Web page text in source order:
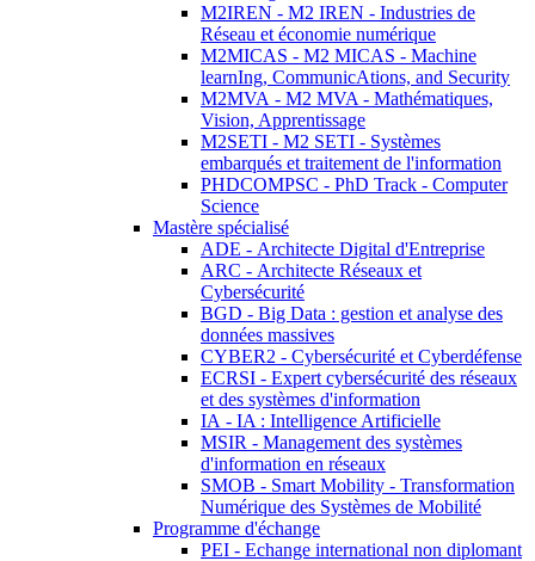
M2IREN - M2 IREN - Industries de
Réseau et économie numérique
M2MICAS - M2 MICAS - Machine
learnIng, CommunicAtions, and Security
M2MVA - M2 MVA - Mathématiques,
Vision, Apprentissage
M2SETI - M2 SETI - Systèmes
embarqués et traitement de l'information
PHDCOMPSC - PhD Track - Computer
Science
Mastère spécialisé
ADE - Architecte Digital d'Entreprise
ARC - Architecte Réseaux et
Cybersécurité
BGD - Big Data : gestion et analyse des
données massives
CYBER2 - Cybersécurité et Cyberdéfense
ECRSI - Expert cybersécurité des réseaux
et des systèmes d'information
IA - IA : Intelligence Artificielle
MSIR - Management des systèmes
d'information en réseaux
SMOB - Smart Mobility - Transformation
Numérique des Systèmes de Mobilité
Programme d'échange
PEI - Echange international non diplomant